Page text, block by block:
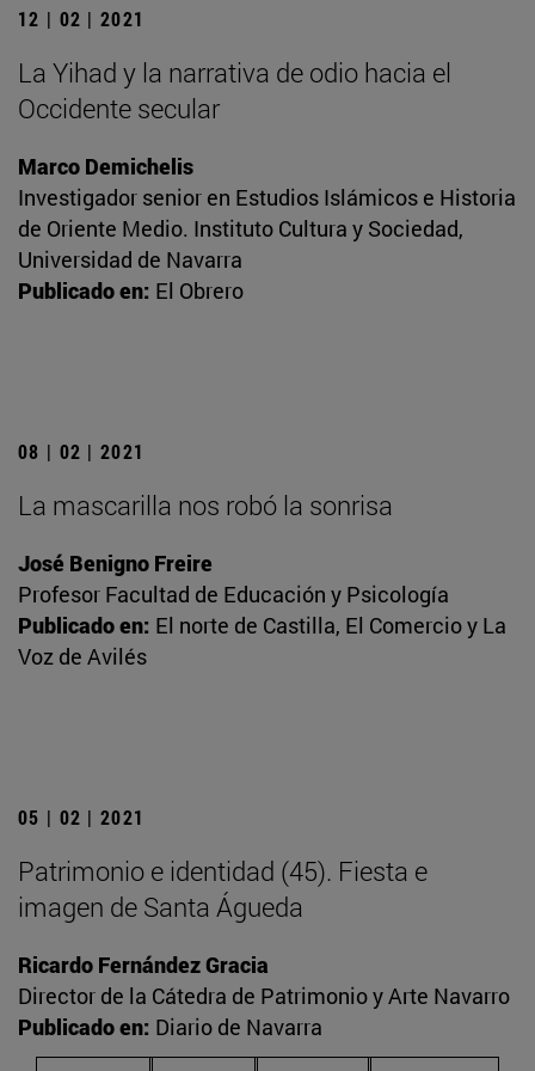
12 | 02 | 2021
La Yihad y la narrativa de odio hacia el
Occidente secular
Marco Demichelis
Investigador senior en Estudios Islámicos e Historia
de Oriente Medio. Instituto Cultura y Sociedad,
Universidad de Navarra
Publicado en: El Obrero
08 | 02 | 2021
La mascarilla nos robó la sonrisa
José Benigno Freire
Profesor Facultad de Educación y Psicología
Publicado en: El norte de Castilla, El Comercio y La
Voz de Avilés
05 | 02 | 2021
Patrimonio e identidad (45). Fiesta e
imagen de Santa Águeda
Ricardo Fernández Gracia
Director de la Cátedra de Patrimonio y Arte Navarro
Publicado en: Diario de Navarra